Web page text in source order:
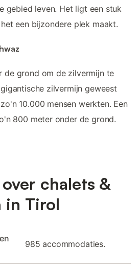
gebied leven. Het ligt een stuk
een bijzondere plek maakt.
de grond om de zilvermijn te
zilvermijn geweest
10.000 mensen werkten. Een
800 meter onder de grond.
chalets &
in Tirol
985 accommodaties.